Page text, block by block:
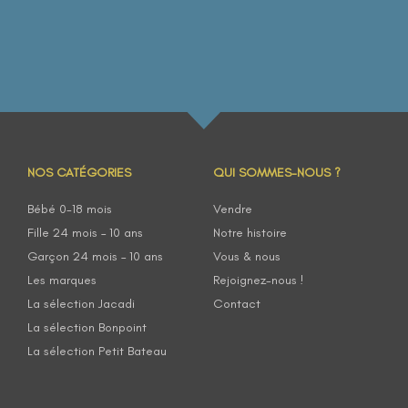
NOS CATÉGORIES
Bébé 0-18 mois
Fille 24 mois – 10 ans
Garçon 24 mois – 10 ans
Les marques
La sélection Jacadi
La sélection Bonpoint
La sélection Petit Bateau
QUI SOMMES-NOUS ?
Vendre
Notre histoire
Vous & nous
Rejoignez-nous !
Contact